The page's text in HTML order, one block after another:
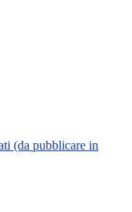
(da pubblicare in